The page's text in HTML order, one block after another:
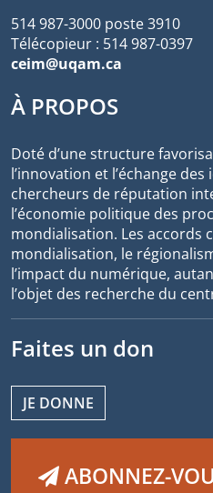
514 987-3000 poste 3910
Télécopieur : 514 987-0397
ceim@uqam.ca
À PROPOS
Doté d’une structure
l’innovation et l’échange
chercheurs de réputation
l’économie politique des
mondialisation. Les accords
mondialisation, le
l’impact du numérique,
l’objet des recherche du
Faites un don
JE DONNE
ABONNEZ-